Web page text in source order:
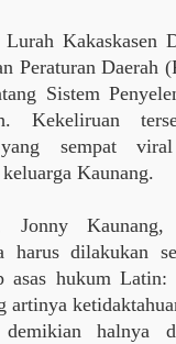
Kakaskasen
Peraturan Daerah
Sistem
Kekeliruan
sempat
Kaunang.
Jonny Kaunang,
harus dilakukan
asas hukum Latin:
halnya